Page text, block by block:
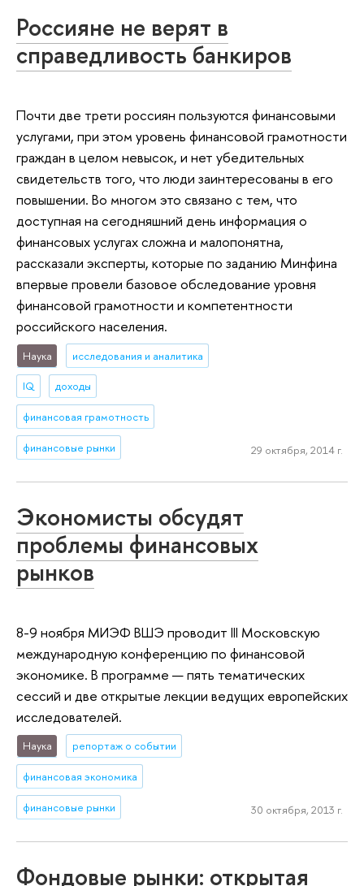
Россияне не верят в
справедливость банкиров
Почти две трети россиян пользуются финансовыми
услугами, при этом уровень финансовой грамотности
граждан в целом невысок, и нет убедительных
свидетельств того, что люди заинтересованы в его
повышении. Во многом это связано с тем, что
доступная на сегодняшний день информация о
финансовых услугах сложна и малопонятна,
рассказали эксперты, которые по заданию Минфина
впервые провели базовое обследование уровня
финансовой грамотности и компетентности
российского населения.
Наука исследования и аналитика
IQ доходы
финансовая грамотность
финансовые рынки 29 октября, 2014 г.
Экономисты обсудят
проблемы финансовых
рынков
8-9 ноября МИЭФ ВШЭ проводит III Московскую
международную конференцию по финансовой
экономике. В программе — пять тематических
сессий и две открытые лекции ведущих европейских
исследователей.
Наука репортаж о событии
финансовая экономика
финансовые рынки 30 октября, 2013 г.
Фондовые рынки: открытая